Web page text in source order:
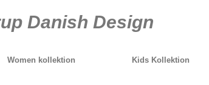
Danish Design
Women kollektion Kids Kollektion